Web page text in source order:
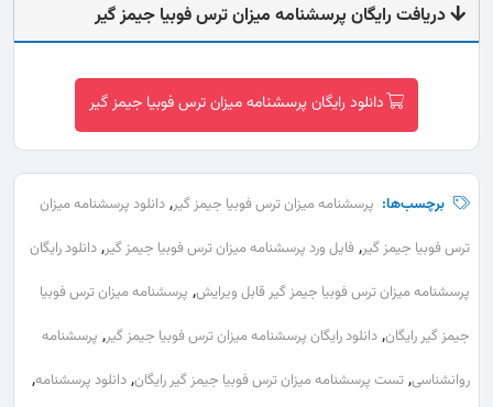
دریافت رایگان پرسشنامه میزان ترس فوبیا جیمز گیر
دانلود رایگان پرسشنامه میزان ترس فوبیا جیمز گیر
برچسب‌ها: پرسشنامه میزان ترس فوبیا جیمز گیر, دانلود پرسشنامه میزان
ترس فوبیا جیمز گیر, فایل ورد پرسشنامه میزان ترس فوبیا جیمز گیر, دانلود رایگان
پرسشنامه میزان ترس فوبیا جیمز گیر قابل ویرایش, پرسشنامه میزان ترس فوبیا
جیمز گیر رایگان, دانلود رایگان پرسشنامه میزان ترس فوبیا جیمز گیر, پرسشنامه
روانشناسی, تست پرسشنامه میزان ترس فوبیا جیمز گیر رایگان, دانلود پرسشنامه,